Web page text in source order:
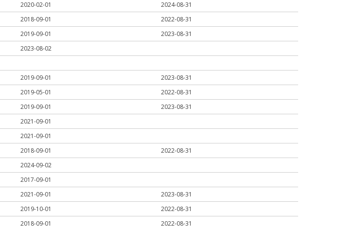
2020-02-01
2024-08-31
2018-09-01
2022-08-31
2019-09-01
2023-08-31
2023-08-02
2019-09-01
2023-08-31
2019-05-01
2022-08-31
2019-09-01
2023-08-31
2021-09-01
2021-09-01
2018-09-01
2022-08-31
2024-09-02
2017-09-01
2021-09-01
2023-08-31
2019-10-01
2022-08-31
2018-09-01
2022-08-31